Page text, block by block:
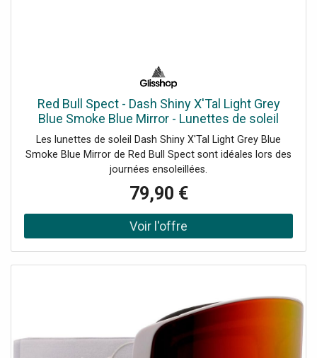
Red Bull Spect - Dash Shiny X'Tal Light Grey
Blue Smoke Blue Mirror - Lunettes de soleil
Les lunettes de soleil Dash Shiny X'Tal Light Grey Blue
Smoke Blue Mirror de Red Bull Spect sont idéales lors des
journées ensoleillées.
79,90 €